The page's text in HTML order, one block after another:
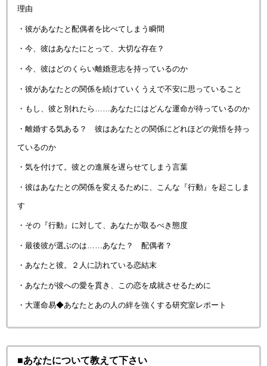
理由
・彼があなたと配偶者を比べてしまう瞬間
・今、彼はあなたにとって、大切な存在？
・今、彼はどのくらい離婚意志を持っているのか
・彼があなたとの関係を続けていくうえで不安に思っていること
・もし、彼と別れたら……あなたにはどんな運命が待っているのか
・離婚する気ある？ 彼はあなたとの関係にどれほどの覚悟を持っ
ているのか
・気を付けて。彼との進展を遅らせてしまう言葉
・彼はあなたとの関係を変えるために、こんな『行動』を起こしま
す
・その『行動』に対して、あなたが取るべき態度
・最後彼が選ぶのは……あなた？ 配偶者？
・あなたと彼。２人に訪れている恋結末
・あなたが彼への愛を貫き、この恋を成就させるために
・大運命易◆あなたとあの人の絆を強くする研究室レポート
■あなたについて教えて下さい